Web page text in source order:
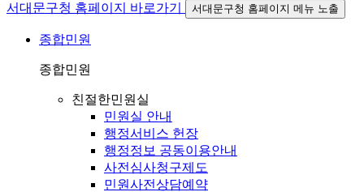
서대문구청 홈페이지 바로가기 서대문구청 홈페이지 메뉴 노출
종합민원
종합민원
친절한민원실
민원실 안내
행정서비스 헌장
행정정보 공동이용안내
사전심사청구제도
민원사전상담예약